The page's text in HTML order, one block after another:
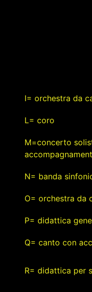
I= orchestra da
L= coro
M=concerto
N= banda
O= orchestra da
P= didattica
Q= canto con
R= didattica per